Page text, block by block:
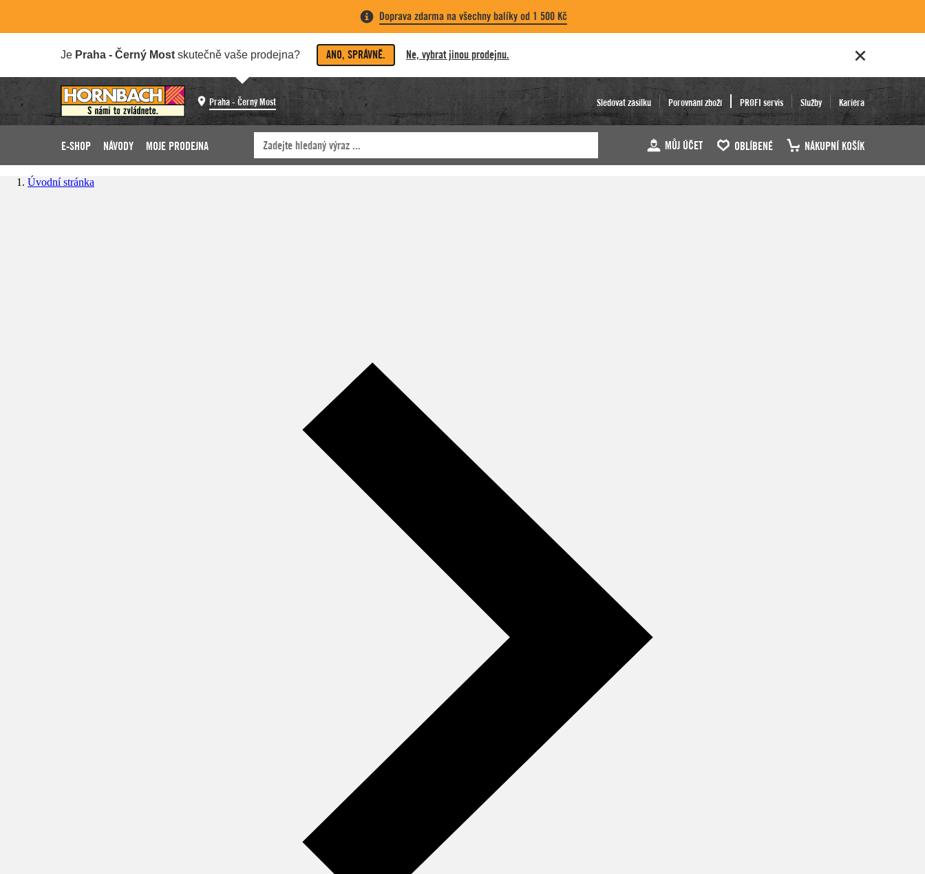
Doprava zdarma na všechny balíky od 1 500 Kč
Je Praha - Černý Most skutečně vaše prodejna? ANO, SPRÁVNĚ. Ne, vybrat jinou prodejnu.
Praha - Černý Most Sledovat zásilku Porovnání zboží PROFI servis Služby Kariéra
E-SHOP NÁVODY MOJE PRODEJNA MŮJ ÚČET OBLÍBENÉ NÁKUPNÍ KOŠÍK
Úvodní stránka